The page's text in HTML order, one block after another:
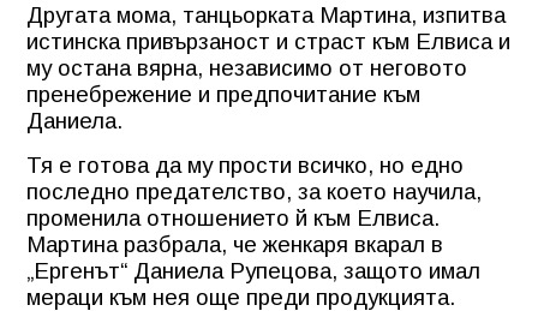
Другата мома, танцьорката Мартина, изпитва
истинска привързаност и страст към Елвиса и
му остана вярна, независимо от неговото
пренебрежение и предпочитание към
Даниела.
Тя е готова да му прости всичко, но едно
последно предателство, за което научила,
променила отношението й към Елвиса.
Мартина разбрала, че женкаря вкарал в
„Ергенът“ Даниела Рупецова, защото имал
мераци към нея още преди продукцията.